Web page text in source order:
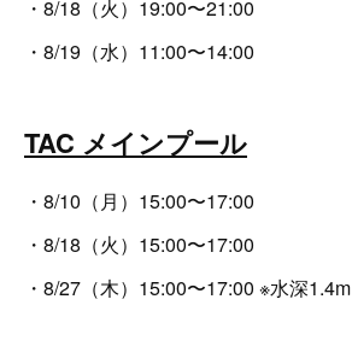
・8/18（火）19:00〜21:00
・8/19（水）11:00〜14:00
TAC メインプール
・8/10（月）15:00〜17:00
・8/18（火）15:00〜17:00
・8/27（木）15:00〜17:00 ※水深1.4m